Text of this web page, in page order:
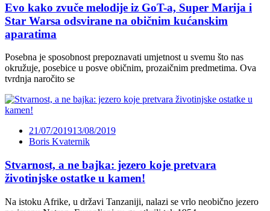
Evo kako zvuče melodije iz GoT-a, Super Marija i
Star Warsa odsvirane na običnim kućanskim
aparatima
Posebna je sposobnost prepoznavati umjetnost u svemu što nas
okružuje, posebice u posve običnim, prozaičnim predmetima. Ova
tvrdnja naročito se
21/07/201913/08/2019
Boris Kvaternik
Stvarnost, a ne bajka: jezero koje pretvara
životinjske ostatke u kamen!
Na istoku Afrike, u državi Tanzaniji, nalazi se vrlo neobično jezero